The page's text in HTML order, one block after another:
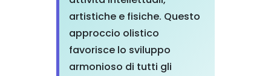
artistiche e fisiche. Questo
approccio olistico
favorisce lo sviluppo
armonioso di tutti gli